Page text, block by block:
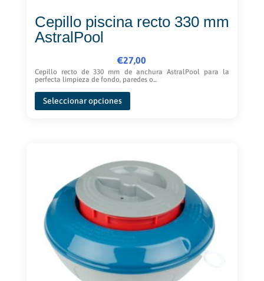
Cepillo piscina recto 330 mm
AstralPool
€27,00
Cepillo recto de 330 mm de anchura AstralPool para la
perfecta limpieza de fondo, paredes o...
Seleccionar opciones
opciones
se
pueden
en
página
de